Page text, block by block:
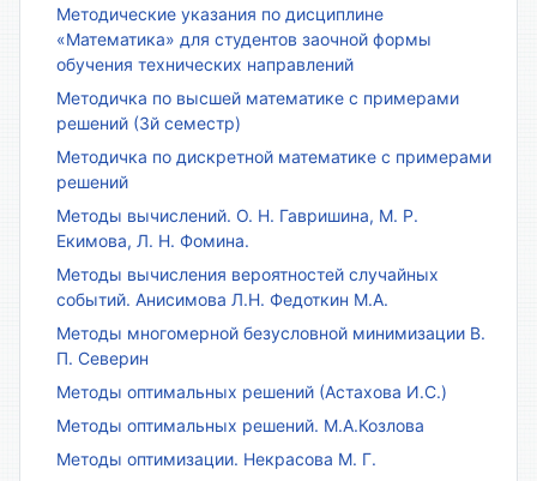
Методические указания по дисциплине
«Математика» для студентов заочной формы
обучения технических направлений
Методичка по высшей математике с примерами
решений (3й семестр)
Методичка по дискретной математике с примерами
решений
Методы вычислений. О. Н. Гавришина, М. Р.
Екимова, Л. Н. Фомина.
Методы вычисления вероятностей случайных
событий. Анисимова Л.Н. Федоткин М.А.
Методы многомерной безусловной минимизации В.
П. Северин
Методы оптимальных решений (Астахова И.С.)
Методы оптимальных решений. М.А.Козлова
Методы оптимизации. Некрасова М. Г.